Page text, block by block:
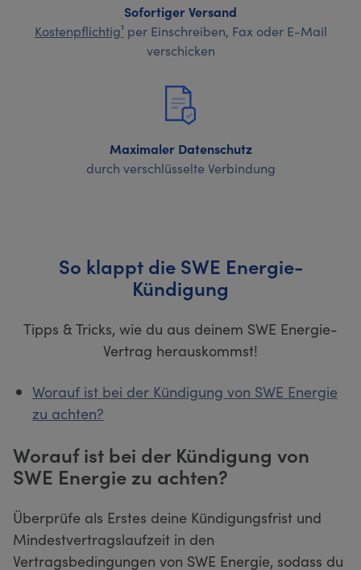
Sofortiger Versand
Kostenpflichtig¹ per Einschreiben, Fax oder E-Mail
verschicken
Maximaler Datenschutz
durch verschlüsselte Verbindung
So klappt die SWE Energie-
Kündigung
Tipps & Tricks, wie du aus deinem SWE Energie-
Vertrag herauskommst!
Worauf ist bei der Kündigung von SWE Energie
zu achten?
Worauf ist bei der Kündigung von
SWE Energie zu achten?
Überprüfe als Erstes deine Kündigungsfrist und
Mindestvertragslaufzeit in den
Vertragsbedingungen von SWE Energie, sodass du